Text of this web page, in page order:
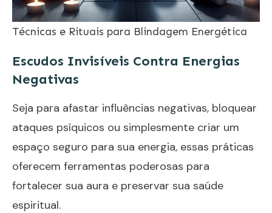
Técnicas e Rituais para Blindagem Energética
Escudos Invisíveis Contra Energias
Negativas
Seja para afastar influências negativas, bloquear
ataques psíquicos ou simplesmente criar um
espaço seguro para sua energia, essas práticas
oferecem ferramentas poderosas para
fortalecer sua aura e preservar sua saúde
espiritual.